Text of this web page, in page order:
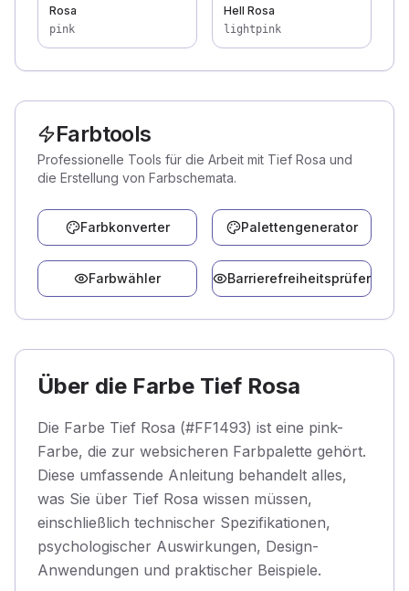
Rosa
pink
Hell Rosa
lightpink
Farbtools
Professionelle Tools für die Arbeit mit Tief Rosa und
die Erstellung von Farbschemata.
Farbkonverter Palettengenerator
Farbwähler Barrierefreiheitsprüfer
Über die Farbe Tief Rosa
Die Farbe Tief Rosa (#FF1493) ist eine pink-
Farbe, die zur websicheren Farbpalette gehört.
Diese umfassende Anleitung behandelt alles,
was Sie über Tief Rosa wissen müssen,
einschließlich technischer Spezifikationen,
psychologischer Auswirkungen, Design-
Anwendungen und praktischer Beispiele.